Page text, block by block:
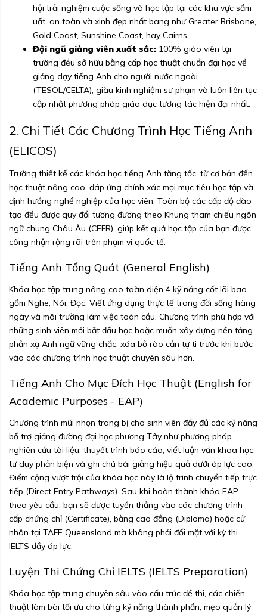
hội trải nghiệm cuộc sống và học tập tại các khu vực sầm
uất, an toàn và xinh đẹp nhất bang như Greater Brisbane,
Gold Coast, Sunshine Coast, hay Cairns.
Đội ngũ giảng viên xuất sắc: 100% giáo viên tại
trường đều sở hữu bằng cấp học thuật chuẩn đại học về
giảng dạy tiếng Anh cho người nước ngoài
(TESOL/CELTA), giàu kinh nghiệm sư phạm và luôn liên tục
cập nhật phương pháp giáo dục tương tác hiện đại nhất.
2. Chi Tiết Các Chương Trình Học Tiếng Anh
(ELICOS)
Trường thiết kế các khóa học tiếng Anh tăng tốc, từ cơ bản đến
học thuật nâng cao, đáp ứng chính xác mọi mục tiêu học tập và
định hướng nghề nghiệp của học viên. Toàn bộ các cấp độ đào
tạo đều được quy đổi tương đương theo Khung tham chiếu ngôn
ngữ chung Châu Âu (CEFR), giúp kết quả học tập của bạn được
công nhận rộng rãi trên phạm vi quốc tế.
Tiếng Anh Tổng Quát (General English)
Khóa học tập trung nâng cao toàn diện 4 kỹ năng cốt lõi bao
gồm Nghe, Nói, Đọc, Viết ứng dụng thực tế trong đời sống hàng
ngày và môi trường làm việc toàn cầu. Chương trình phù hợp với
những sinh viên mới bắt đầu học hoặc muốn xây dựng nền tảng
phản xạ Anh ngữ vững chắc, xóa bỏ rào cản tự ti trước khi bước
vào các chương trình học thuật chuyên sâu hơn.
Tiếng Anh Cho Mục Đích Học Thuật (English for
Academic Purposes - EAP)
Chương trình mũi nhọn trang bị cho sinh viên đầy đủ các kỹ năng
bổ trợ giảng đường đại học phương Tây như phương pháp
nghiên cứu tài liệu, thuyết trình báo cáo, viết luận văn khoa học,
tư duy phản biện và ghi chú bài giảng hiệu quả dưới áp lực cao.
Điểm cộng vượt trội của khóa học này là lộ trình chuyển tiếp trực
tiếp (Direct Entry Pathways). Sau khi hoàn thành khóa EAP
theo yêu cầu, bạn sẽ được tuyển thẳng vào các chương trình
cấp chứng chỉ (Certificate), bằng cao đẳng (Diploma) hoặc cử
nhân tại TAFE Queensland mà không phải đối mặt với kỳ thi
IELTS đầy áp lực.
Luyện Thi Chứng Chỉ IELTS (IELTS Preparation)
Khóa học tập trung chuyên sâu vào cấu trúc đề thi, các chiến
thuật làm bài tối ưu cho từng kỹ năng thành phần, mẹo quản lý